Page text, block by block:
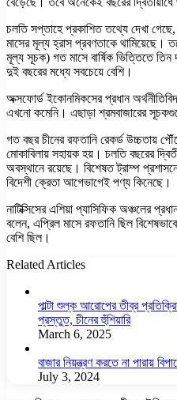
চলতি সপ্তাহে প্রকাশিত তথ্যে দেখা
মাসের মূল্য হ্রাস প্রবণতাকে থামিয়েছে।
মূল্য সূচক) গত মাসে বার্ষিক ভিত্তিতে
দুই বছরের মধ্যে সবচেয়ে বেশি।
অক্সফোর্ড ইকোনমিকসের প্রধান
এখনো কমেনি। এছাড়া শ্রমবাজারের
গত বছর চীনের রফতানি রেকর্ড উচ্চতায়
মোকাবিলায় সহায়ক হয়। চলতি বছরের
অবস্থানে রয়েছে। বিশেষত ট্রাম্প
বিদেশী ক্রেতা আগেভাগেই পণ্য কিনেছে।
নাটিক্সিসের এশিয়া প্যাসিফিক অঞ্চলের
বলেন, এপ্রিল মাসে রফতানি ছিল
বেশি ছিল।
Related Articles
পাল্টা শুল্ক আরোপের তীব্র
প্রস্তুত, চীনের হুঁশিয়ারি
March 6, 2025
বাজার নিয়ন্ত্রণ করতে না পারায়
July 3, 2024